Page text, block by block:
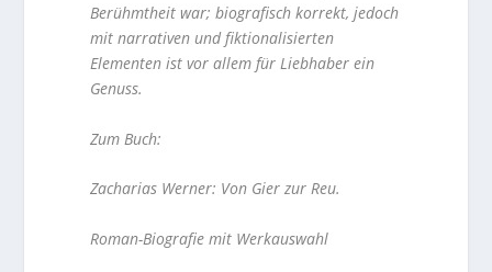
Berühmtheit war; biografisch korrekt, jedoch
mit narrativen und fiktionalisierten
Elementen ist vor allem für Liebhaber ein
Genuss.
Zum Buch:
Zacharias Werner: Von Gier zur Reu.
Roman-Biografie mit Werkauswahl